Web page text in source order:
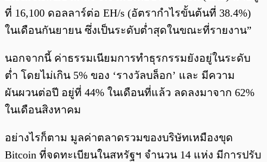
ที่ 16,100 ดอลลาร์ต่อ EH/s (อัตรากำไรขั้นต้นที่ 38.4%)
ในเดือนกันยายน ซึ่งเป็นระดับต่ำสุดในขณะที่รายงาน”
นอกจากนี้ ค่าธรรมเนียมการทำธุรกรรมยังอยู่ในระดับ
ต่ำ โดยไม่เกิน 5% ของ ‘รางวัลบล็อก’ และ มีความ
ผันผวนต่อปี อยู่ที่ 44% ในเดือนที่แล้ว ลดลงมาจาก 62%
ในเดือนสิงหาคม
อย่างไรก็ตาม มูลค่าตลาดรวมของบริษัทเหมืองขุด
Bitcoin ที่จดทะเบียนในสหรัฐฯ จำนวน 14 แห่ง มีการปรับ